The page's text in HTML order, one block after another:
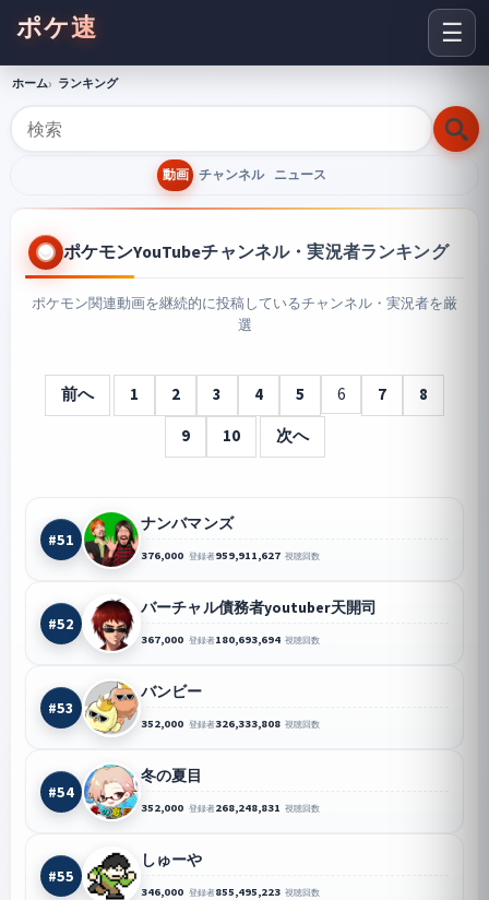
☰
ポケ速
ホーム ランキング
動画 チャンネル ニュース
ポケモンYouTubeチャンネル・実況者ランキング
ポケモン関連動画を継続的に投稿しているチャンネル・実況者を厳
選
前へ 1 2 3 4 5 6 7
8
9
10 次へ
#51
ナンバマンズ
376,000 登録者959,911,627 視聴回数
#52
バーチャル債務者youtuber天開司
367,000 登録者180,693,694 視聴回数
#53
バンビー
352,000 登録者326,333,808 視聴回数
#54
冬の夏目
352,000 登録者268,248,831 視聴回数
#55
しゅーや
346,000 登録者855,495,223 視聴回数